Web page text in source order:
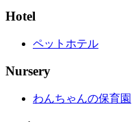
Hotel
ペットホテル
Nursery
わんちゃんの保育園